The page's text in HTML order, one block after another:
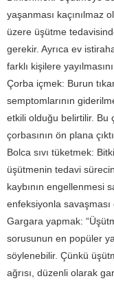
yaşanması kaçınılmaz
üzere üşütme
gerekir. Ayrıca ev
farklı kişilere
Çorba içmek: Burun
semptomlarının
etkili olduğu belirtilir. Bu
çorbasının ön plana
Bolca sıvı tüketmek:
üşütmenin tedavi
kaybının engellenmesi
enfeksiyonla savaşması
Gargara yapmak:
sorusunun en popüler
söylenebilir. Çünkü
ağrısı, düzenli olarak